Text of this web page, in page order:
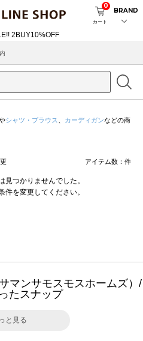
カート
0
BRAND
シャツ・ブラウス カーディガンなどの商
アイテム数： 件
見つかりませんでした。
件を変更してください。
マンサモスモスホームズ）/
たスナップ
と見る